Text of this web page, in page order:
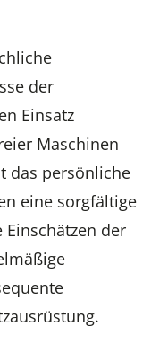
der
Einsatz
Maschinen
das persönliche
eine sorgfältige
der